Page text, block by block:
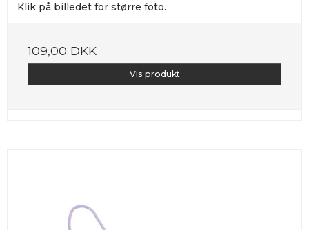
Klik på billedet for større foto.
109,00 DKK
Vis produkt